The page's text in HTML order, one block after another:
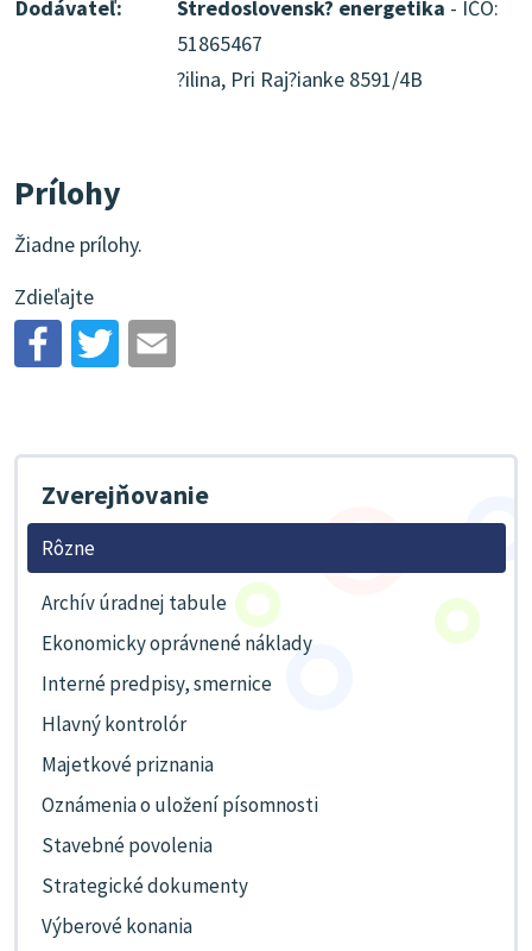
Dodávateľ:
Stredoslovensk? energetika - IČO:
51865467
?ilina, Pri Raj?ianke 8591/4B
Prílohy
Žiadne prílohy.
Zdieľajte
Zverejňovanie
Rôzne
Archív úradnej tabule
Ekonomicky oprávnené náklady
Interné predpisy, smernice
Hlavný kontrolór
Majetkové priznania
Oznámenia o uložení písomnosti
Stavebné povolenia
Strategické dokumenty
Výberové konania